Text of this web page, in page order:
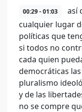
00:29 - 01:03
así
cualquier lugar
políticas que
si todos no
cada quien
democráticas
pluralismo
y de las
no se compre